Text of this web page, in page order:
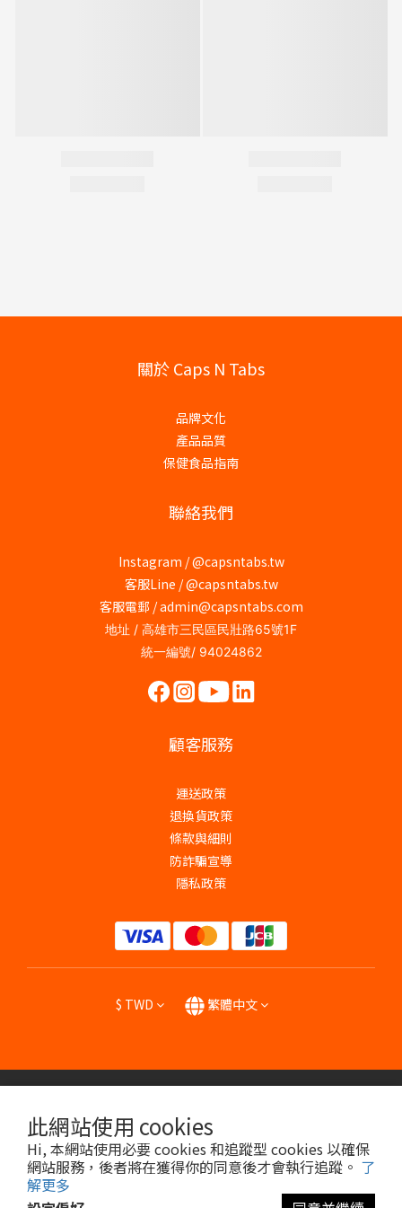
此網站使用 cookies
Hi, 本網站使用必要 cookies 和追蹤型 cookies 以確保
網站服務，後者將在獲得你的同意後才會執行追蹤。 了
解更多
關於 Caps N Tabs
品牌文化
產品品質
保健食品指南
聯絡我們
Instagram /@capsntabs.tw
客服Line / @capsntabs.tw
客服電郵 / admin@capsntabs.com
地址 / 高雄市三民區民壯路65號1F
統一編號/ 94024862
顧客服務
運送政策
退換貨政策
條款與細則
防詐騙宣導
隱私政策
$ TWD 繁體中文
Copyright © 2024 HENG YU BIOPHARMA CO., LTD.